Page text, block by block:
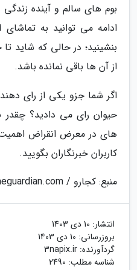
بوم های سالم و آینده
ادامه می توانید به
بنشینید؛ در حالی که شاید
از آن ها باقی نمانده باشد.
اگر شما جزو یکی از رای
حیوان رای می دادید؟
های در معرض انقراض
کاربران خبرنگاران بگویید.
منبع: کجارو / petapixel.com / theguardian.com
انتشار: 10 دی 1403
بروزرسانی: 10 دی 1403
گردآورنده: 3napix.ir
شناسه مطلب: 2490